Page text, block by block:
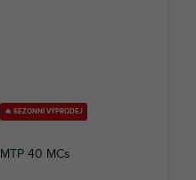
🔥 SEZONNÍ VÝPRODEJ
MTP 40 MCs